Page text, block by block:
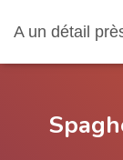
A un détail